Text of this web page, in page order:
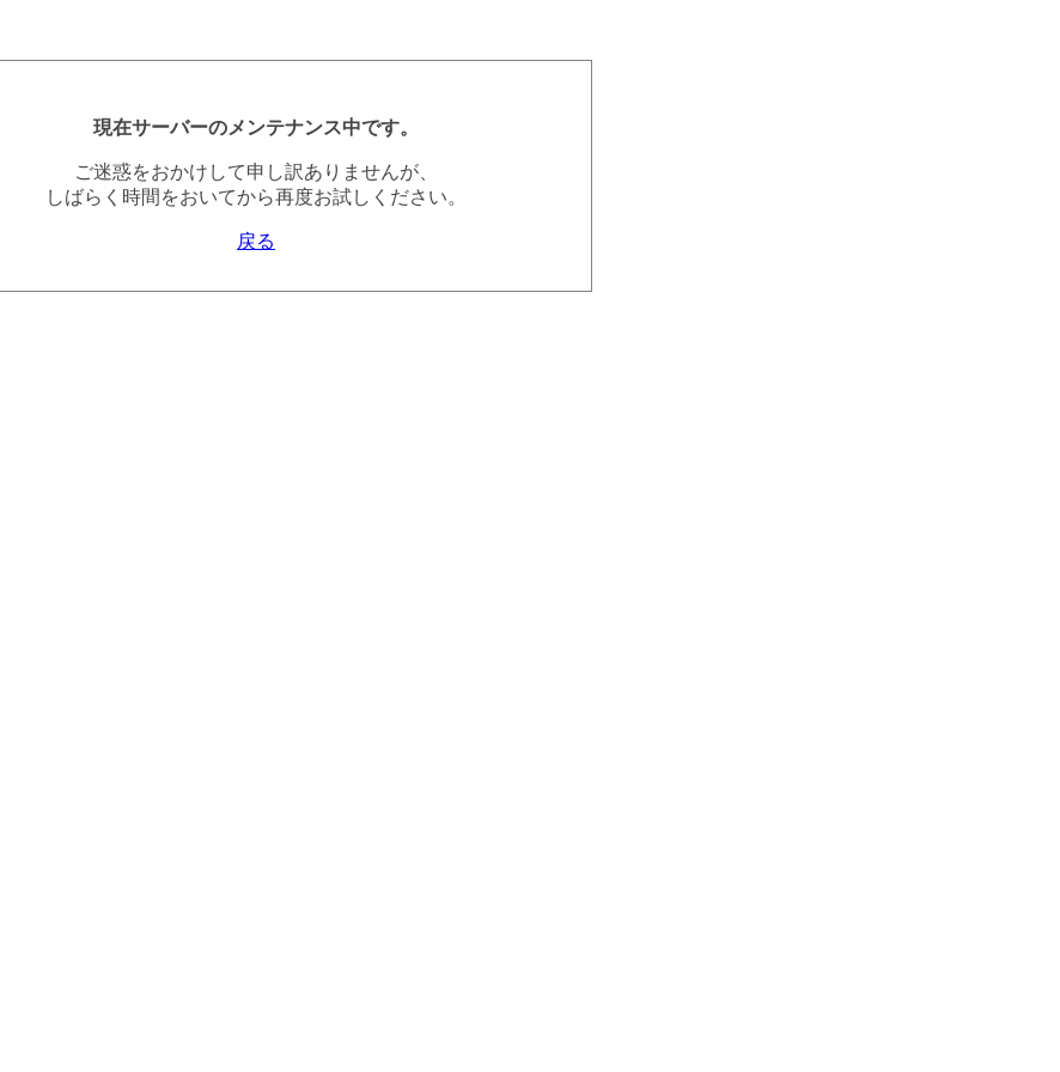
現在サーバーのメンテナンス中です。
ご迷惑をおかけして申し訳ありませんが、
しばらく時間をおいてから再度お試しください。
戻る